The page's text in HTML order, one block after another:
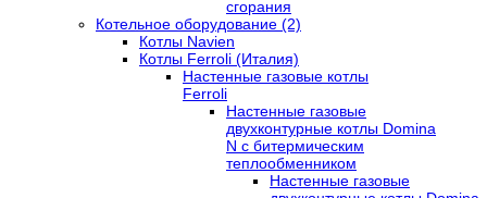
сгорания
Котельное оборудование (2)
Котлы Navien
Котлы Ferroli (Италия)
Настенные газовые котлы
Ferroli
Настенные газовые
двухконтурные котлы Domina
N с битермическим
теплообменником
Настенные газовые